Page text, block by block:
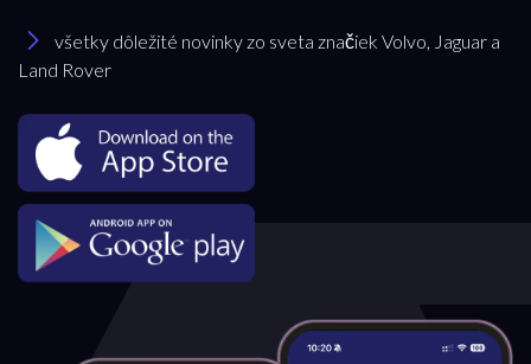
všetky
Akciová ponuka
všetky dôležité novinky zo sveta značiek Volvo, Jaguar a
Land Rover